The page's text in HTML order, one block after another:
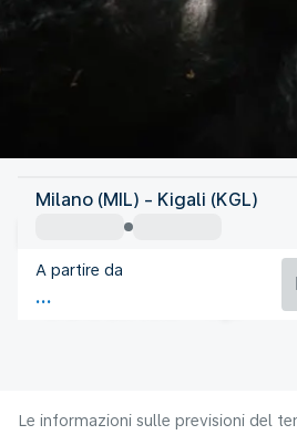
Ruanda
Ruanda
Orario del volo
Milano (MIL) - Kigali (KGL)
A partire da
Le informazioni sulle previsioni del